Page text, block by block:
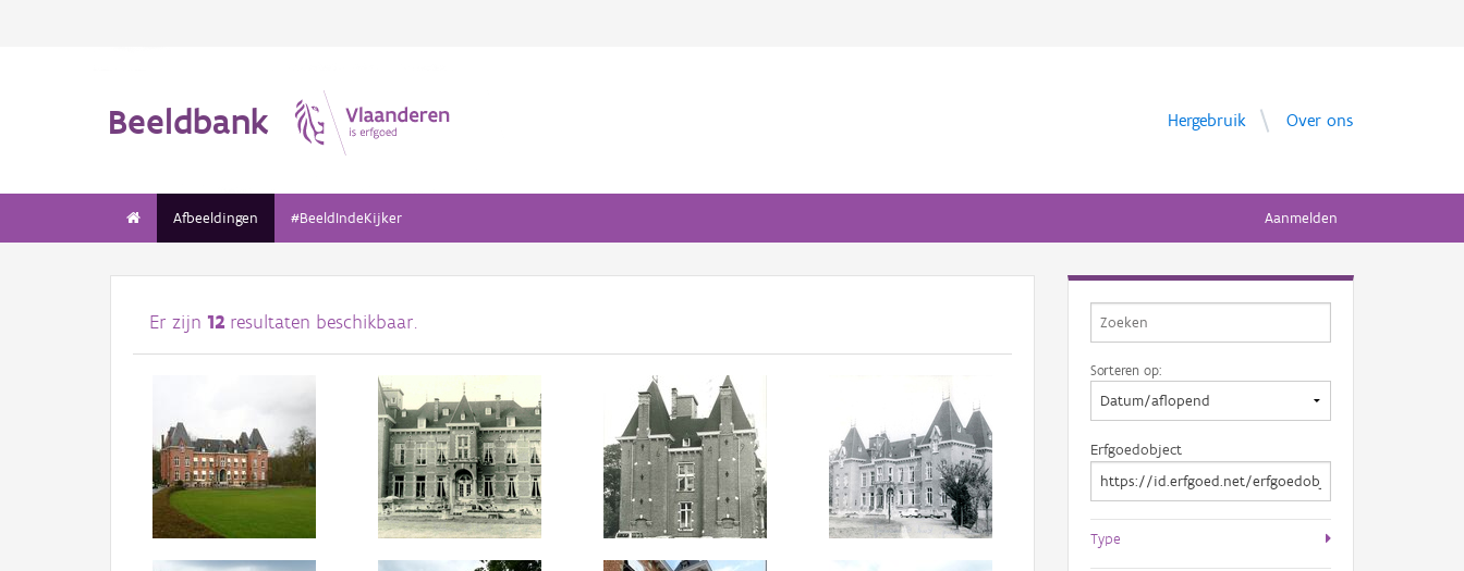
Beeldbank Hergebruik Over ons
Afbeeldingen #BeeldIndeKijker Aanmelden
Er zijn 12 resultaten beschikbaar.
Sorteren op:
Erfgoedobject
Type